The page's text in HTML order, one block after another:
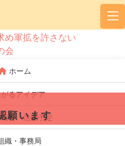
め軍拡を許さない
会
ホーム
るアイデア
告・活動予定
織・事務局
願います